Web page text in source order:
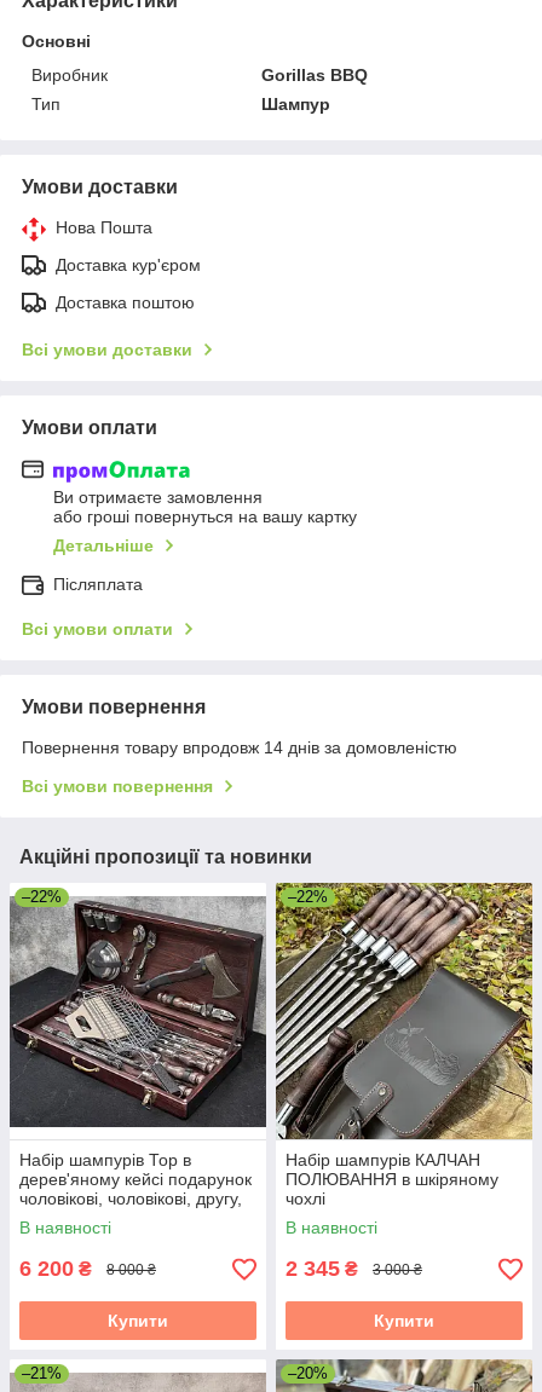
Основні
Виробник
Gorillas BBQ
Тип
Шампур
Умови доставки
Нова Пошта
Доставка кур'єром
Доставка поштою
Всі умови доставки
Умови оплати
Ви отримаєте замовлення
або гроші повернуться на вашу картку
Детальніше
Післяплата
Всі умови оплати
Умови повернення
Повернення товару впродовж 14 днів за домовленістю
Всі умови повернення
Акційні пропозиції та новинки
–22%
Набір шампурів Тор в
дерев'яному кейсі подарунок
чоловікові, чоловікові, другу,
шефу
В наявності
6 200 ₴ 8 000 ₴
Купити
–22%
Набір шампурів КАЛЧАН
ПОЛЮВАННЯ в шкіряному
чохлі
В наявності
2 345 ₴ 3 000 ₴
Купити
–21% –20%